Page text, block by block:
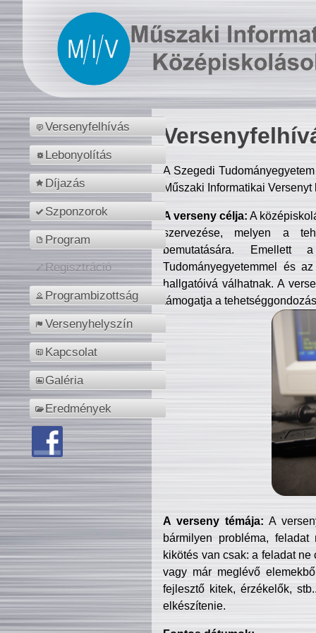
Versenyfelhívás
Lebonyolítás
Díjazás
Szponzorok
Program
Regisztráció
Programbizottság
Versenyhelyszín
Kapcsolat
Galéria
Eredmények
A Szegedi
Műszaki Informatikai
A verseny célja: A
szervezése, melyen a
bemutatására. Emellett
Tudományegyetemmel és
hallgatóivá válhatnak. A
támogatja a
A verseny témája: A
bármilyen probléma, feladat
kikötés van csak: a feladat
vagy már meglévő
fejlesztő kitek, érzékelők,
elkészítenie.